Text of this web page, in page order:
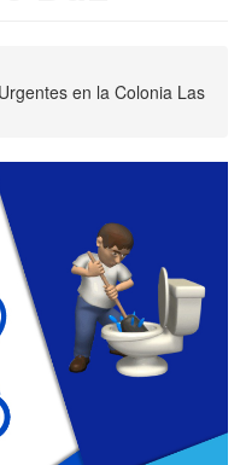
en la Colonia Las